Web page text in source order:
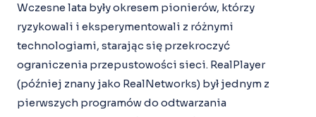
Wczesne lata były okresem pionierów, którzy
ryzykowali i eksperymentowali z różnymi
technologiami, starając się przekroczyć
ograniczenia przepustowości sieci. RealPlayer
(później znany jako RealNetworks) był jednym z
pierwszych programów do odtwarzania